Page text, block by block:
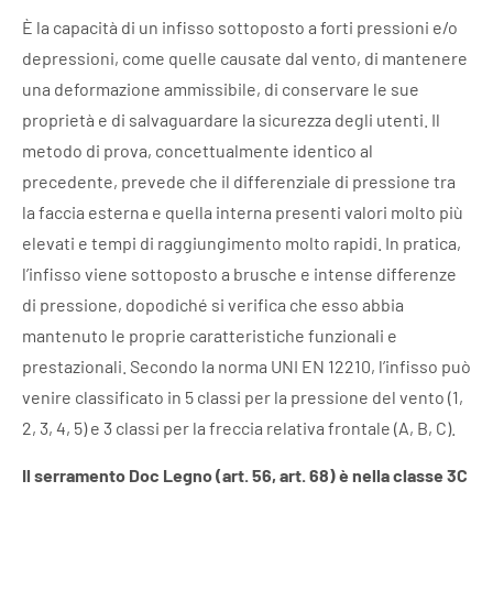
È la capacità di un infisso sottoposto a forti pressioni e/o
depressioni, come quelle causate dal vento, di mantenere
una deformazione ammissibile, di conservare le sue
proprietà e di salvaguardare la sicurezza degli utenti. Il
metodo di prova, concettualmente identico al
precedente, prevede che il differenziale di pressione tra
la faccia esterna e quella interna presenti valori molto più
elevati e tempi di raggiungimento molto rapidi. In pratica,
l’infisso viene sottoposto a brusche e intense differenze
di pressione, dopodiché si verifica che esso abbia
mantenuto le proprie caratteristiche funzionali e
prestazionali. Secondo la norma UNI EN 12210, l’infisso può
venire classificato in 5 classi per la pressione del vento (1,
2, 3, 4, 5) e 3 classi per la freccia relativa frontale (A, B, C).
Il serramento Doc Legno (art. 56, art. 68) è nella classe 3C